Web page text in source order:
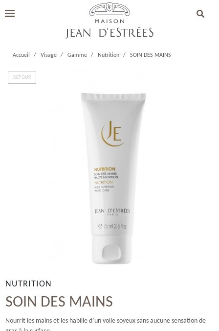
Accueil Visage Gamme Nutrition SOIN DES MAINS
RETOUR
NUTRITION
SOIN DES MAINS
Nourrit les mains et les habille d’un voile soyeux sans aucune sensation de